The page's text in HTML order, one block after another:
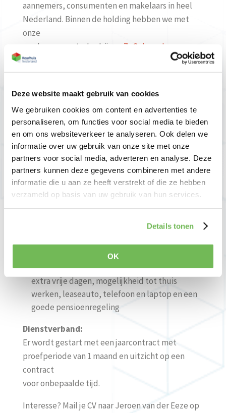
Deze website maakt gebruik van cookies
We gebruiken cookies om content en advertenties te
personaliseren, om functies voor social media te bieden
en om ons websiteverkeer te analyseren. Ook delen we
informatie over uw gebruik van onze site met onze
partners voor social media, adverteren en analyse. Deze
partners kunnen deze gegevens combineren met andere
informatie die u aan ze heeft verstrekt of die ze hebben
verzameld op basis van uw gebruik van hun services.
Details tonen
OK
aannemers, consumenten en makelaars in heel
Nederland. Binnen de holding hebben we met
onze
merken en zusterbedrijven
ZoGekeurd
VastgoedKeur
enBRIS
ca. 100
Amersfoort en Rotterdam.
Functie-eisen:
Bouwkundige ervaring of opleiding
Ervaring met het opstellen van MJOP / MJOB
MBO/HBO denk- en werkniveau
Goede communicatieve – en sociale
vaardigheden
In het bezit van rijbewijs B
Wat biedt Keurhuis Nederland u?
Een leuke afwisselende baan in een hecht team
Goede secundaire arbeidsvoorwaarden zoals
extra vrije dagen, mogelijkheid tot thuis
werken, leaseauto, telefoon en laptop en een
goede pensioenregeling
Dienstverband:
Er wordt gestart met een jaarcontract met
proefperiode van 1 maand en uitzicht op een
contract
voor onbepaalde tijd.
Interesse? Mail je CV naar Jeroen van der Eeze op